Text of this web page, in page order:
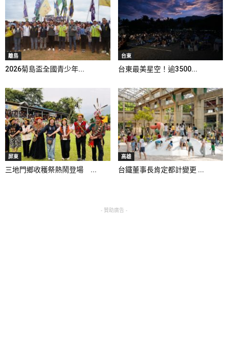
離島
2026菊島盃全國青少年...
台東
台東最美星空！逾3500...
屏東
三地門鄉收穫祭熱鬧登場 ...
高雄
台鐵董事長肯定都計變更 ...
- 贊助廣告 -